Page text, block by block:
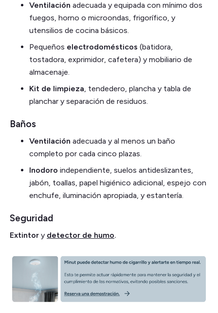
Ventilación adecuada y equipada con mínimo dos
fuegos, horno o microondas, frigorífico, y
utensilios de cocina básicos.
Pequeños electrodomésticos (batidora,
tostadora, exprimidor, cafetera) y mobiliario de
almacenaje.
Kit de limpieza, tendedero, plancha y tabla de
planchar y separación de residuos.
Baños
Ventilación adecuada y al menos un baño
completo por cada cinco plazas.
Inodoro independiente, suelos antideslizantes,
jabón, toallas, papel higiénico adicional, espejo con
enchufe, iluminación apropiada, y estantería.
Seguridad
Extintor y detector de humo.